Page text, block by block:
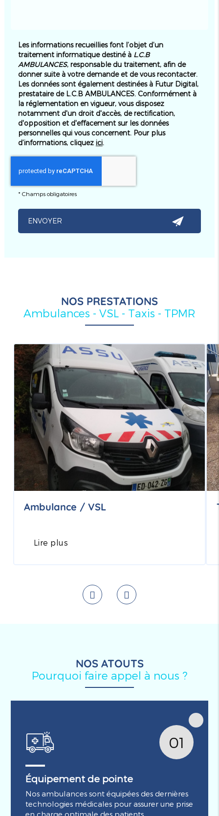
Les informations recueillies font l’objet d’un
traitement informatique destiné àL.C.B
AMBULANCES, responsable du traitement, afin de
donner suite à votre demande et de vous recontacter.
Les données sont également destinées à Futur Digital,
prestataire de L.C.B AMBULANCES. Conformément à
la réglementation en vigueur, vous disposez
notamment d'un droit d'accès, de rectification,
d'opposition et d'effacement sur les données
personnelles qui vous concernent. Pour plus
d’informations, cliquez ici.
* Champs obligatoires
NOS PRESTATIONS
Ambulances - VSL - Taxis - TPMR
Ambulance / VSL
Lire plus
NOS ATOUTS
Pourquoi faire appel à nous ?
01
Équipement de pointe
Nos ambulances sont équipées des dernières
technologies médicales pour assurer une prise
en charge optimale des patients.